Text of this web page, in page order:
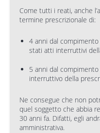
Come tutti i reati, anche
termine prescrizionale di:
4 anni dal
stati atti interruttivi
5 anni dal
interruttivo della
Ne consegue che non
quel soggetto che abbia
30 anni fa. Difatti, egli
amministrativa.